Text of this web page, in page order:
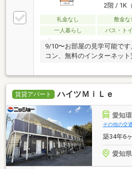
2階 / 1K
礼金なし 敷金な
一人暮らし
バス・ト
9/10〜お部屋の見学可能で
コン、無料のインターネット
賃貸アパート ハイツＭｉＬｅ
愛知
その他の交通
築34年6
愛知